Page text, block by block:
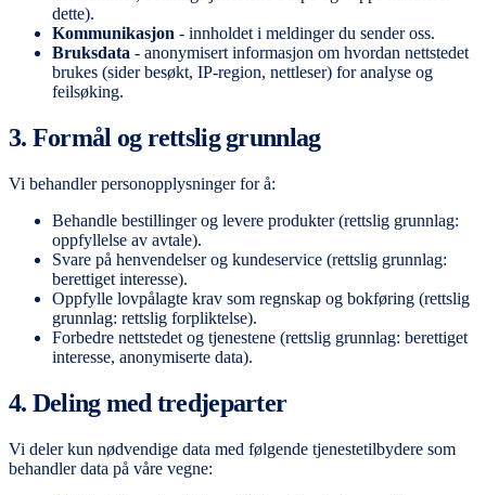
dette).
Kommunikasjon - innholdet i meldinger du sender oss.
Bruksdata - anonymisert informasjon om hvordan nettstedet
brukes (sider besøkt, IP-region, nettleser) for analyse og
feilsøking.
3. Formål og rettslig grunnlag
Vi behandler personopplysninger for å:
Behandle bestillinger og levere produkter (rettslig grunnlag:
oppfyllelse av avtale).
Svare på henvendelser og kundeservice (rettslig grunnlag:
berettiget interesse).
Oppfylle lovpålagte krav som regnskap og bokføring (rettslig
grunnlag: rettslig forpliktelse).
Forbedre nettstedet og tjenestene (rettslig grunnlag: berettiget
interesse, anonymiserte data).
4. Deling med tredjeparter
Vi deler kun nødvendige data med følgende tjenestetilbydere som
behandler data på våre vegne: